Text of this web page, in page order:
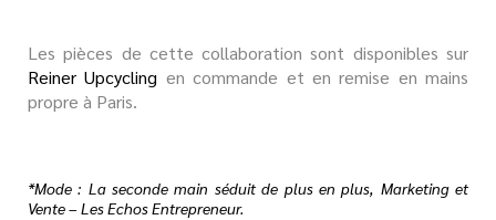
Les pièces de cette collaboration sont disponibles sur
Reiner Upcycling en commande et en remise en mains
propre à Paris.
*Mode : La seconde main séduit de plus en plus, Marketing et
Vente– Les Echos Entrepreneur.